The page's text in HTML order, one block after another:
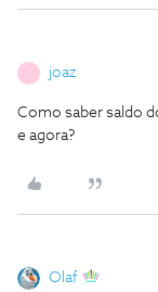
joaz
Como saber saldo
e agora?
Olaf